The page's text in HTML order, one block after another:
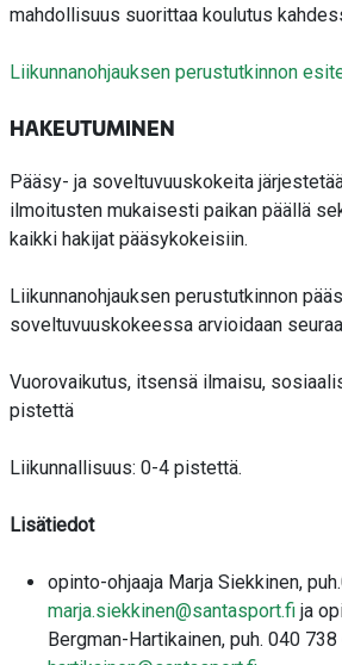
mahdollisuus suorittaa koulutus
Liikunnanohjauksen perustutkinnon
HAKEUTUMINEN
Pääsy- ja soveltuvuuskokeita
ilmoitusten mukaisesti paikan päällä
kaikki hakijat pääsykokeisiin.
Liikunnanohjauksen perustutkinnon
soveltuvuuskokeessa arvioidaan
Vuorovaikutus, itsensä ilmaisu,
pistettä
Liikunnallisuus: 0-4 pistettä.
Lisätiedot
opinto-ohjaaja Marja Siekkinen,
marja.siekkinen@santasport.fi ja
Bergman-Hartikainen, puh. 040